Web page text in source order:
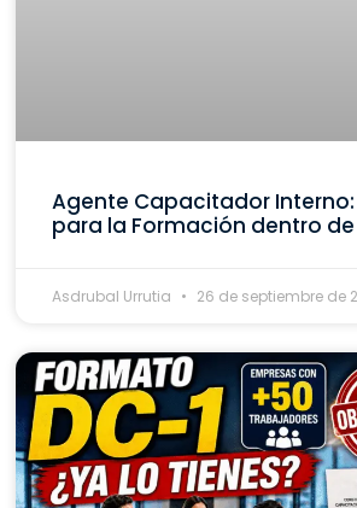
Agente Capacitador
para la Formación dentro
Asdrubal Urrutia 26 de septiembre de